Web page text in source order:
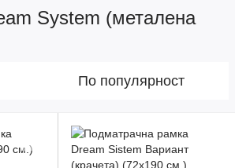
System (металена
По популярност